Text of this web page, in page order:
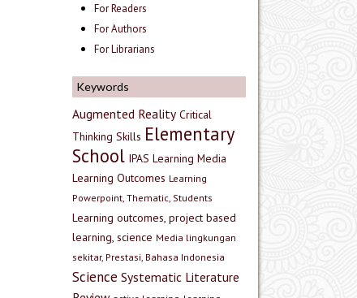
For Readers
For Authors
For Librarians
Keywords
Augmented Reality Critical
Thinking Skills Elementary
School IPAS Learning Media
Learning Outcomes Learning
Powerpoint, Thematic, Students
Learning outcomes, project based
learning, science Media lingkungan
sekitar, Prestasi, Bahasa Indonesia
Science Systematic Literature